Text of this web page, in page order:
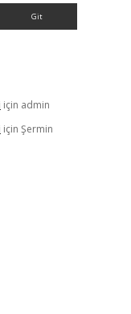
için admin
için Şermin